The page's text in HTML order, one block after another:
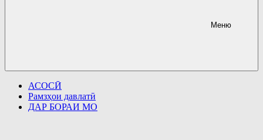
Меню
АСОСӢ
Рамзҳои давлатӣ
ДАР БОРАИ МО